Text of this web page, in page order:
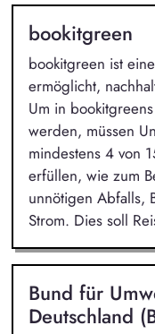
bookitgreen
bookitgreen ist
ermöglicht,
Um in
werden, müssen
mindestens 4 von
erfüllen, wie zum
unnötigen Abfalls,
Strom. Dies soll
Bund für
Deutschland